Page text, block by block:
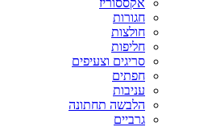
חגורות
חולצות
חליפות
סריגים וצעיפים
חפתים
עניבות
הלבשה תחתונה
גרביים